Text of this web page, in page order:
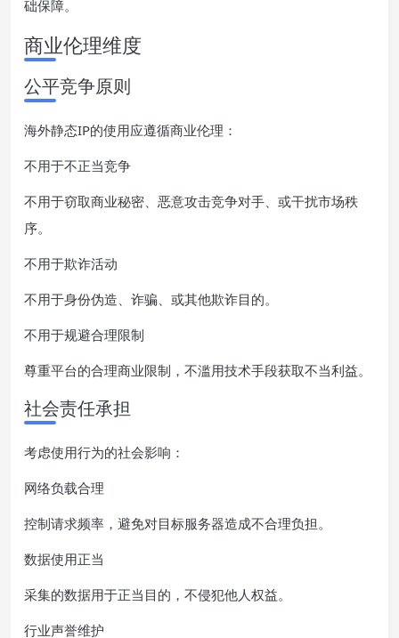
础保障。
商业伦理维度
公平竞争原则
海外静态IP的使用应遵循商业伦理：
不用于不正当竞争
不用于窃取商业秘密、恶意攻击竞争对手、或干扰市场秩
序。
不用于欺诈活动
不用于身份伪造、诈骗、或其他欺诈目的。
不用于规避合理限制
尊重平台的合理商业限制，不滥用技术手段获取不当利益。
社会责任承担
考虑使用行为的社会影响：
网络负载合理
控制请求频率，避免对目标服务器造成不合理负担。
数据使用正当
采集的数据用于正当目的，不侵犯他人权益。
行业声誉维护